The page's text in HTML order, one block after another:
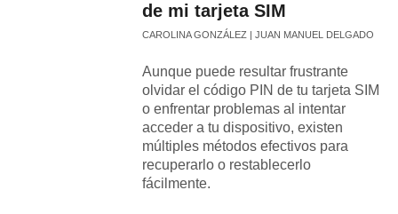
de mi tarjeta SIM
CAROLINA GONZÁLEZ JUAN MANUEL DELGADO
Aunque puede resultar frustrante
olvidar el código PIN de tu tarjeta SIM
o enfrentar problemas al intentar
acceder a tu dispositivo, existen
múltiples métodos efectivos para
recuperarlo o restablecerlo
fácilmente.